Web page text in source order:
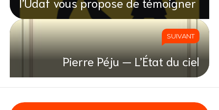
SUIVANT
Pierre Péju — L’État du ciel